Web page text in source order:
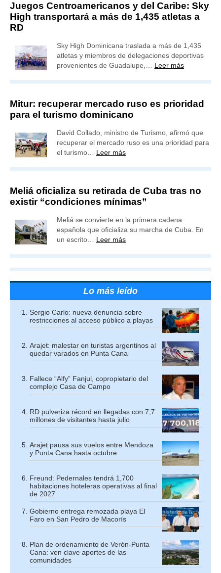
Juegos Centroamericanos y del Caribe: Sky
High transportará a más de 1,435 atletas a
RD
Sky High Dominicana traslada a más de 1,435
atletas y miembros de delegaciones deportivas
provenientes de Guadalupe,… Leer más
Mitur: recuperar mercado ruso es prioridad
para el turismo dominicano
David Collado, ministro de Turismo, afirmó que
recuperar el mercado ruso es una prioridad para
el turismo… Leer más
Meliá oficializa su retirada de Cuba tras no
existir “condiciones mínimas”
Meliá se convierte en la primera cadena
española que oficializa su marcha de Cuba. En
un escrito… Leer más
Lo más leído
Sergio Carlo: nueva denuncia sobre
restricciones al acceso público a playas
Arajet: malestar en turistas argentinos al
quedar varados en Punta Cana
Fallece “Alfy” Fanjul, copropietario del
complejo Casa de Campo
RD pulveriza récord en llegadas con 7,7
millones de visitantes hasta julio
Arajet pausa sus vuelos entre Mendoza
y Punta Cana hasta octubre
Freund: Pedernales tendrá 1,700
habitaciones hoteleras operativas al final
de 2027
Gobierno entrega remozada playa El
Faro en San Pedro de Macorís
Plan de ordenamiento de Verón-Punta
Cana: ven clave aportes de las
comunidades